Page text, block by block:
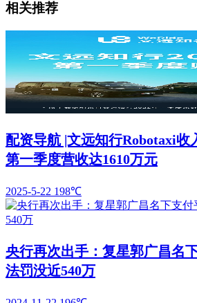
相关推荐
配资导航 |文远知行Robotaxi收
第一季度营收达1610万元
2025-5-22 198℃
央行再次出手：复星郭广昌名
法罚没近540万